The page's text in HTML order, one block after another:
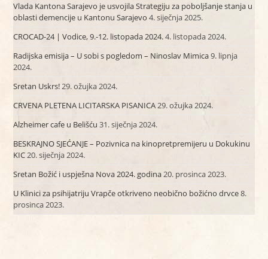
Vlada Kantona Sarajevo je usvojila Strategiju za poboljšanje stanja u
oblasti demencije u Kantonu Sarajevo 4. siječnja 2025.
CROCAD-24 | Vodice, 9.-12. listopada 2024.4. listopada 2024.
Radijska emisija – U sobi s pogledom – Ninoslav Mimica9. lipnja
2024.
Sretan Uskrs!29. ožujka 2024.
CRVENA PLETENA LICITARSKA PISANICA29. ožujka 2024.
Alzheimer cafe u Belišću 31. siječnja 2024.
BESKRAJNO SJEĆANJE – Pozivnica na kinopretpremijeru u Dokukinu
KIC20. siječnja 2024.
Sretan Božić i uspješna Nova 2024. godina20. prosinca 2023.
U Klinici za psihijatriju Vrapče otkriveno neobično božićno drvce8.
prosinca 2023.